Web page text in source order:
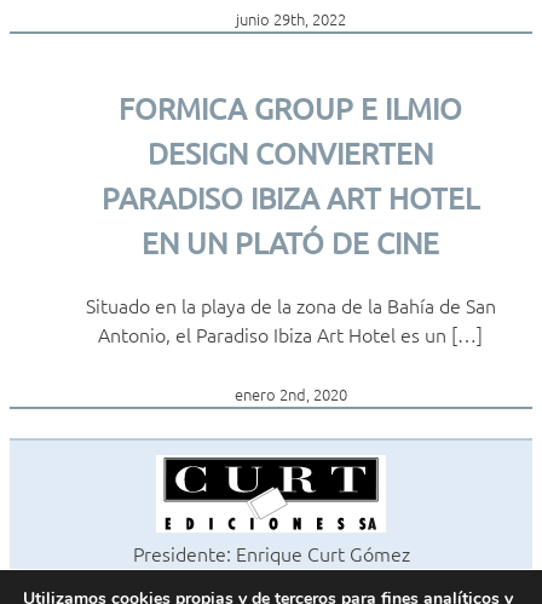
junio 29th, 2022
FORMICA GROUP E ILMIO
DESIGN CONVIERTEN
PARADISO IBIZA ART HOTEL
EN UN PLATÓ DE CINE
Situado en la playa de la zona de la Bahía de San
Antonio, el Paradiso Ibiza Art Hotel es un […]
enero 2nd, 2020
Presidente: Enrique Curt Gómez
Utilizamos cookies propias y de terceros para fines analíticos y